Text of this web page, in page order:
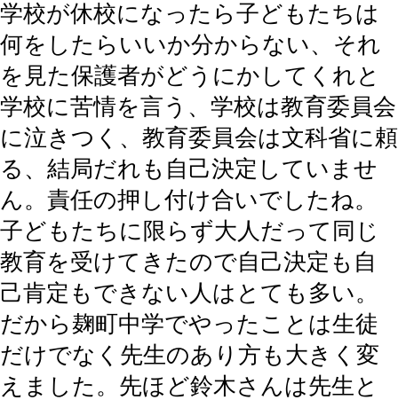
学校が休校になったら子どもたちは
何をしたらいいか分からない、それ
を見た保護者がどうにかしてくれと
学校に苦情を言う、学校は教育委員会
に泣きつく、教育委員会は文科省に頼
る、結局だれも自己決定していませ
ん。責任の押し付け合いでしたね。
子どもたちに限らず大人だって同じ
教育を受けてきたので自己決定も自
己肯定もできない人はとても多い。
だから麹町中学でやったことは生徒
だけでなく先生のあり方も大きく変
えました。先ほど鈴木さんは先生と